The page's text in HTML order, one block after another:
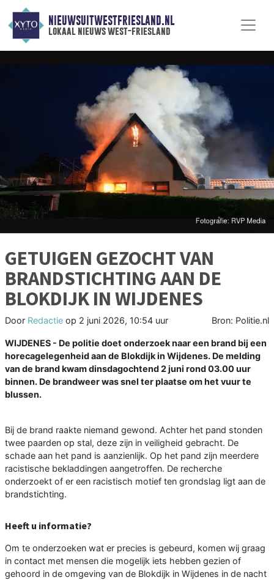
NIEUWSUITWESTFRIESLAND.NL
lokaal nieuws west-friesland
GETUIGEN GEZOCHT VAN
BRANDSTICHTING AAN DE
BLOKDIJK IN WIJDENES
Door Redactie op 2 juni 2026, 10:54 uur Bron: Politie.nl
WIJDENES - De politie doet onderzoek naar een brand bij een
horecagelegenheid aan de Blokdijk in Wijdenes. De melding
van de brand kwam dinsdagochtend 2 juni rond 03.00 uur
binnen. De brandweer was snel ter plaatse om het vuur te
blussen.
Bij de brand raakte niemand gewond. Achter het pand stonden
twee paarden op stal, deze zijn in veiligheid gebracht. De
schade aan het pand is aanzienlijk. Op het pand zijn meerdere
racistische bekladdingen aangetroffen. De recherche
onderzoekt of er een racistisch motief ten grondslag ligt aan de
brandstichting.
Heeft u informatie?
Om te onderzoeken wat er precies is gebeurd, komen wij graag
in contact met mensen die mogelijk iets hebben gezien of
gehoord in de omgeving van de Blokdijk in Wijdenes in de nacht